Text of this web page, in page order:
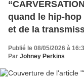
quand le hip-
et de la
Publié le 08/05/2026 à
Par Johney Perkins